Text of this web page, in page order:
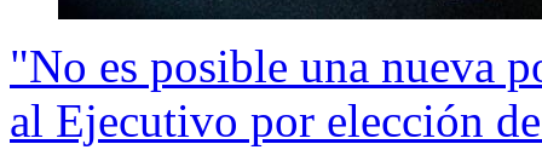
"No es posible una nueva
al Ejecutivo por elección